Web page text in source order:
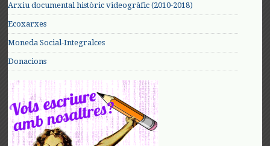
Arxiu documental històric videogràfic (2010-2018)
Ecoxarxes
Moneda Social-Integralces
Donacions